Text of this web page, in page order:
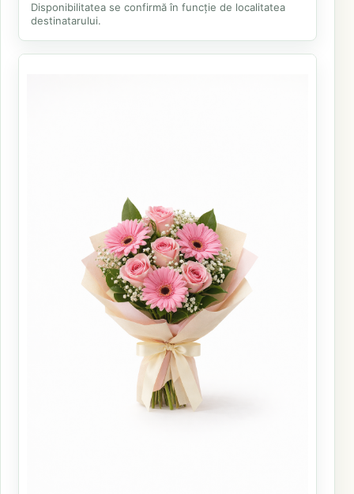
Disponibilitatea se confirmă în funcție de localitatea
destinatarului.